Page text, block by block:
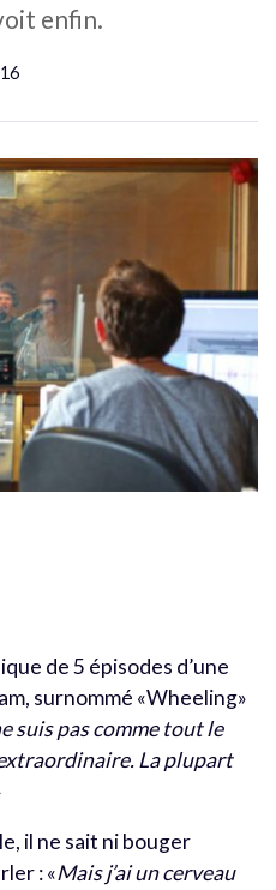
enfin.
de 5 épisodes d’une
surnommé «Wheeling»
suis pas comme tout le
La plupart
il ne sait ni bouger
: «Mais j’ai un cerveau